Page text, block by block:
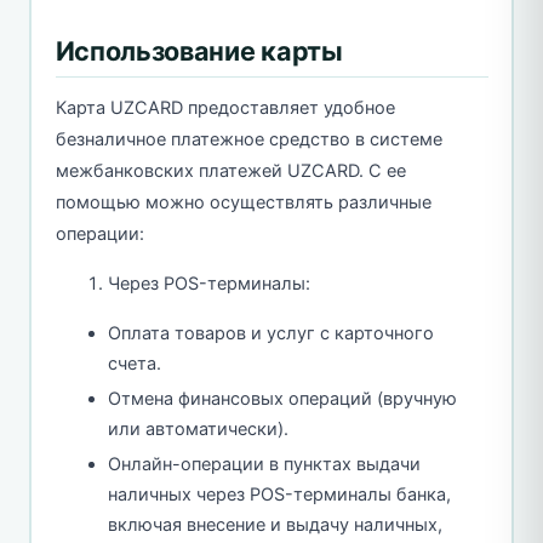
Использование карты
Карта UZCARD предоставляет удобное
безналичное платежное средство в системе
межбанковских платежей UZCARD. С ее
помощью можно осуществлять различные
операции:
Через POS-терминалы:
Оплата товаров и услуг с карточного
счета.
Отмена финансовых операций (вручную
или автоматически).
Онлайн-операции в пунктах выдачи
наличных через POS-терминалы банка,
включая внесение и выдачу наличных,